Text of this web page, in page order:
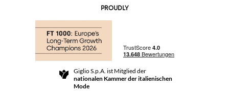
Community Store
Rückgabe und Rückerstattungen
Geschäftsbedingungen
For a safe shopping experience
PROUDLY
Giglio S.p.A. ist Mitglied der
nationalen Kammer der italienischen
Mode